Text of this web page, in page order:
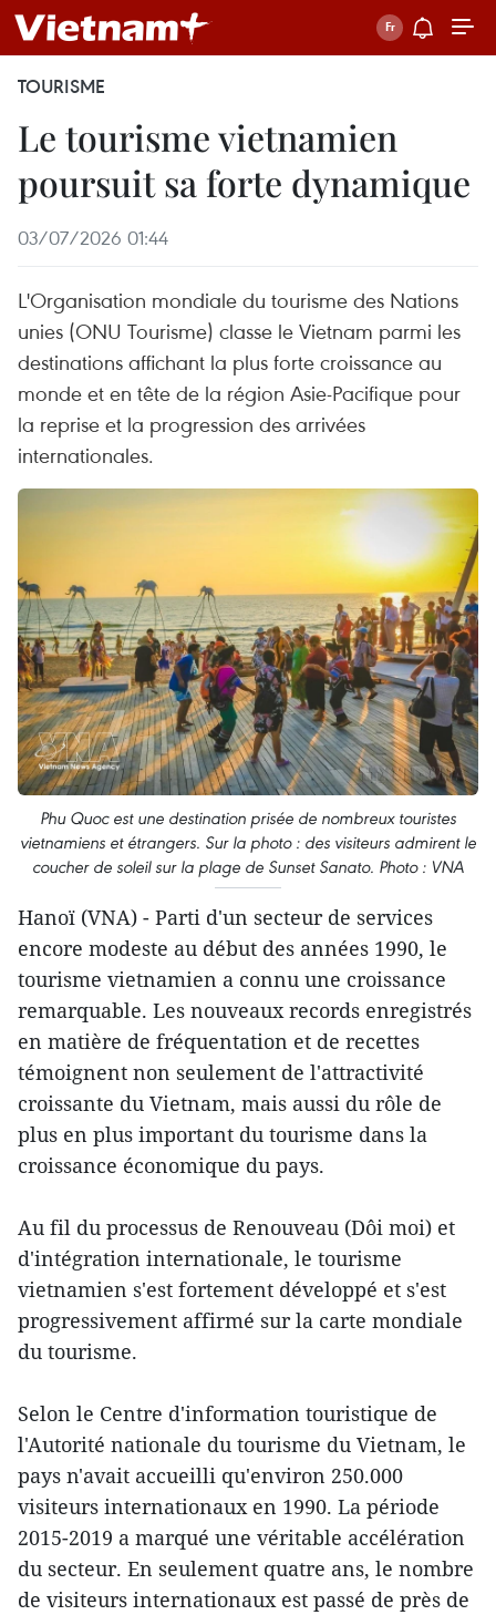
TOURISME
Le tourisme vietnamien
poursuit sa forte dynamique
03/07/2026 01:44
L'Organisation mondiale du tourisme des Nations
unies (ONU Tourisme) classe le Vietnam parmi les
destinations affichant la plus forte croissance au
monde et en tête de la région Asie-Pacifique pour
la reprise et la progression des arrivées
internationales.
Phu Quoc est une destination prisée de nombreux touristes
vietnamiens et étrangers. Sur la photo : des visiteurs admirent le
coucher de soleil sur la plage de Sunset Sanato. Photo : VNA
Hanoï (VNA) - Parti d'un secteur de services
encore modeste au début des années 1990, le
tourisme vietnamien a connu une croissance
remarquable. Les nouveaux records enregistrés
en matière de fréquentation et de recettes
témoignent non seulement de l'attractivité
croissante du Vietnam, mais aussi du rôle de
plus en plus important du tourisme dans la
croissance économique du pays.
Au fil du processus de Renouveau (Dôi moi) et
d'intégration internationale, le tourisme
vietnamien s'est fortement développé et s'est
progressivement affirmé sur la carte mondiale
du tourisme.
Selon le Centre d'information touristique de
l'Autorité nationale du tourisme du Vietnam, le
pays n'avait accueilli qu'environ 250.000
visiteurs internationaux en 1990. La période
2015-2019 a marqué une véritable accélération
du secteur. En seulement quatre ans, le nombre
de visiteurs internationaux est passé de près de